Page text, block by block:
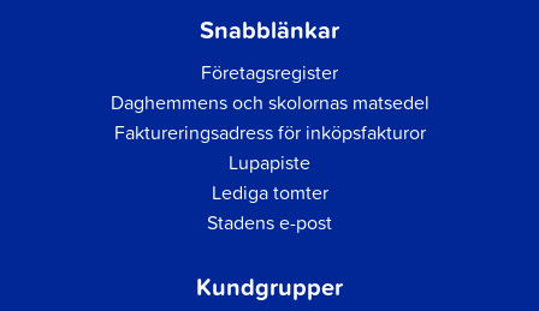
Snabblänkar
Företagsregister
Daghemmens och skolornas matsedel
Faktureringsadress för inköpsfakturor
Lupapiste
Lediga tomter
Stadens e-post
Kundgrupper